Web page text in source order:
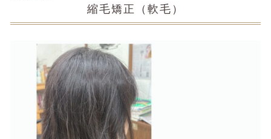
縮毛矯正（軟毛）